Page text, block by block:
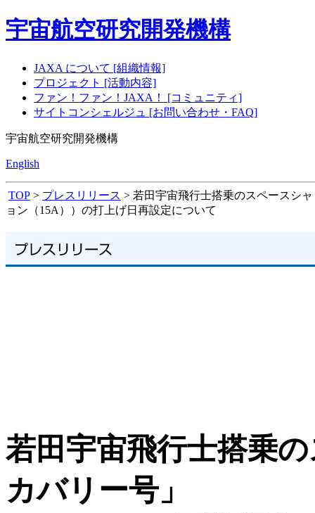
宇宙航空研究開発機構
JAXA について [組織情報]
プロジェクト [活動内容]
ファン！ファン！JAXA！ [コミュニティ]
サイトコンシェルジュ [お問い合わせ・FAQ]
宇宙航空研究開発機構
English
TOP > プレスリリース > 若田宇宙飛行士搭乗のスペースシ
ョン（15A））の打上げ日再設定について
若田宇宙飛行士搭乗
カバリー号」